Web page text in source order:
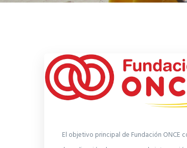
El objetivo principal de Fundación ONCE